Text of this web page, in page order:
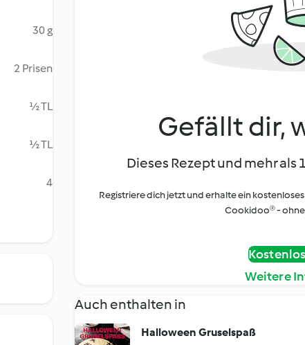
30 g
2 Prisen
½ TL
½ TL
4
Gefällt dir,
Dieses Rezept und mehr als
Registriere dich jetzt und erhalte ein
Cookidoo® -
Weitere
Auch enthalten in
Halloween Gruselspaß